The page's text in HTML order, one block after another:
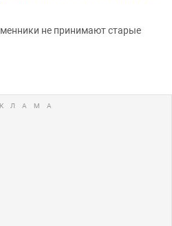
не принимают старые